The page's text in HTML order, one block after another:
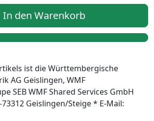
In den Warenkorb
ist die Württembergische
AG Geislingen, WMF
SEB WMF Shared Services GmbH
Geislingen/Steige * E-Mail: